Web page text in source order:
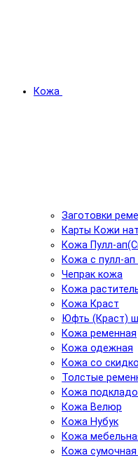
Кожа
Заготовки
Карты Кожи
Кожа Пулл-
Кожа с пулл-
Чепрак кожа
Кожа
Кожа Краст
Юфть (Краст)
Кожа ременная
Кожа одежная
Кожа со
Толстые
Кожа
Кожа Велюр
Кожа Нубук
Кожа
Кожа